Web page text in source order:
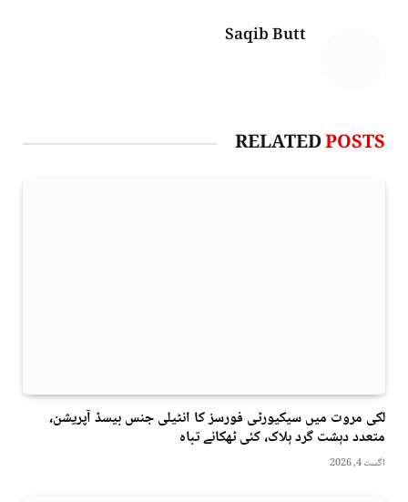
Saqib Butt
RELATEDPOSTS
لکی مروت میں سیکیورٹی فورسز کا انٹیلی جنس بیسڈ آپریشن،
متعدد دہشت گرد ہلاک، کئی ٹھکانے تباہ
اگست 4, 2026